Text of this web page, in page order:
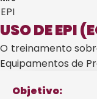
USO DE EPI
O treinamento
Equipamentos de
EPI
Objetivo: